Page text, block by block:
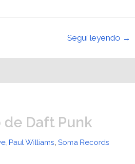
Seguí leyendo →
Daft Punk
,Paul Williams,Soma Records